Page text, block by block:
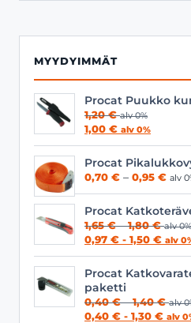
MYYDYIMMÄT
Procat Puukko
1,20€ alv 0%
1,00 € alv 0%
Procat
0,70 € – 0,95 € alv
Procat
1,65€ – 1,80€
1,65 €
1,80 €
alv 0%
0,97 € - 1,50 € alv
Procat
paketti
0,40€ – 1,40€
0,40
alv
0,40 € - 1,30 € alv